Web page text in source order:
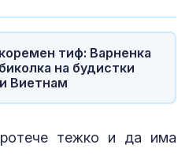
тиф: Варненка
на будистки
Виетнам
тежко и да има